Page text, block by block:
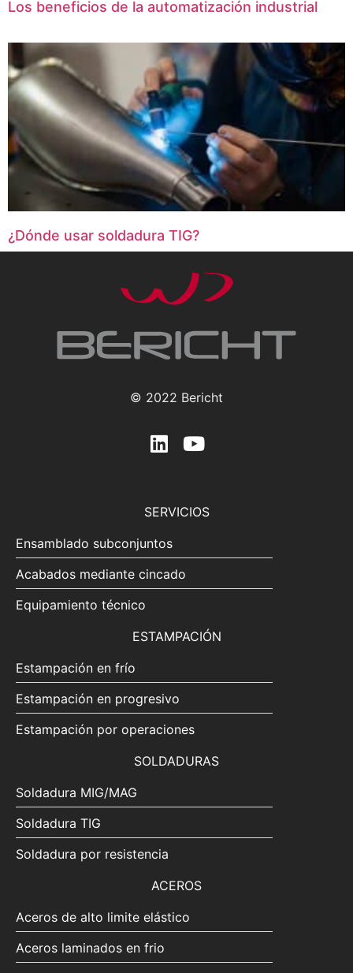
Los beneficios de la automatización industrial
¿Dónde usar soldadura TIG?
© 2022 Bericht
SERVICIOS
Ensamblado subconjuntos
Acabados mediante cincado
Equipamiento técnico
ESTAMPACIÓN
Estampación en frío
Estampación en progresivo
Estampación por operaciones
SOLDADURAS
Soldadura MIG/MAG
Soldadura TIG
Soldadura por resistencia
ACEROS
Aceros de alto limite elástico
Aceros laminados en frio